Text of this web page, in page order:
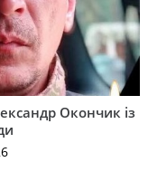
Окончик із